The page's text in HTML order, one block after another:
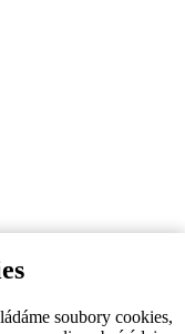
soubory cookies,